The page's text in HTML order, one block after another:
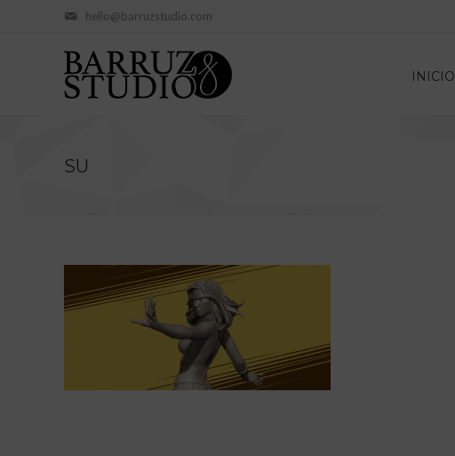
hello@barruzstudio.com
INICIO
SU